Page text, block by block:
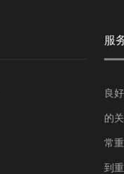
服
良
的
常
到